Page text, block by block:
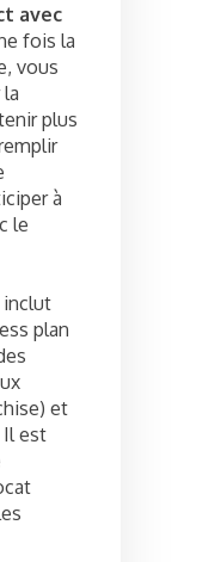
avec
fois la
vous
plus
à
le
inclut
plan
et
Il est